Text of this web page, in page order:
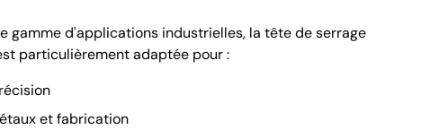
gamme d'applications industrielles, la tête de serrage
particulièrement adaptée pour :
et fabrication